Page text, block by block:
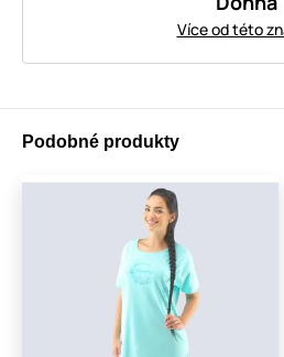
Více od této
Podobné produkty